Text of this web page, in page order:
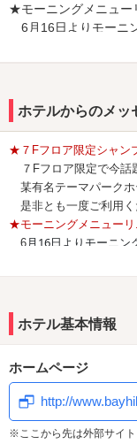
★モーニングメニュー
6月16日よりモーニ
当店おすすめは、洋
非ともご賞味下さい。
★OR決済使えます！
★話題のエプソムソル
発汗、リラックス、
是非とも、ご宿泊
★新メニュー続々登場
大人のミックスフラ
続々登場！！
詳しくは、フォトギ
フェイスマスクやリ
役立てください。
詳しくはフォトギャ
★ミッドナイトプラ
深夜のご利用をより
できます。
詳しくはフォトギャ
ホテルからのメッ
★７Fフロア限定シャン
７Fフロア限定で今話
某有名テーマパークホ
是非とも一度ご利用く
★モーニングメニューリ
6 月16日よりモーニン
当店おすすめは、洋モ
もご賞味下さい。
QR決済使えます
★話題のエプソムソルト
発汗、リラックス、美
是非とも、ご宿泊の
★新メニュー続々登場
大人のミックスフラ
ホテル基本情報
ホームページ
http://
※ここから先は外部サイト